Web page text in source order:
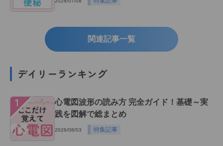
関連記事一覧
デイリーランキング
１
心電図波形の読み方 完全ガイド！基礎～実
践を図解で総まとめ
2026/08/03 特集記事